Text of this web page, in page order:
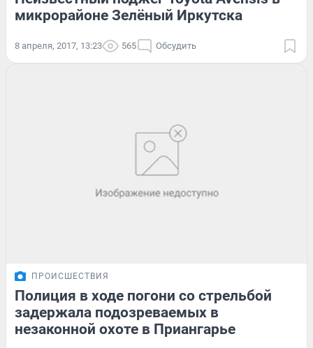
микрорайоне Зелёный Иркутска
8 апреля, 2017, 13:23 565 Обсудить
ПРОИСШЕСТВИЯ
Полиция в ходе погони со стрельбой
задержала подозреваемых в
незаконной охоте в Приангарье